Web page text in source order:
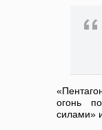
огонь
силами»